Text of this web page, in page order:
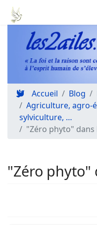
Accueil Blog
Agriculture, agro-
sylviculture, …
"Zéro phyto" dans
"Zéro phyto"